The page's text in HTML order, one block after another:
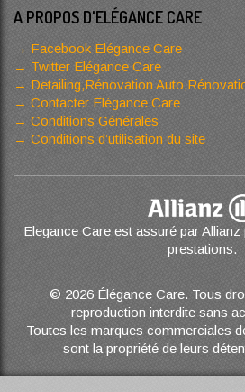
A PROPOS D'ELÉGANCE CARE
Facebook Elégance Care
Twitter Elégance Care
Detailing,Rénovation
Contacter Elégance Care
Conditions Générales
Conditions d’utilisation du site
Elegance Care est assuré par
prestations.
© 2026 Élégance Care. Tous
reproduction interdite sans
Toutes les marques commerciales
sont la propriété de leurs